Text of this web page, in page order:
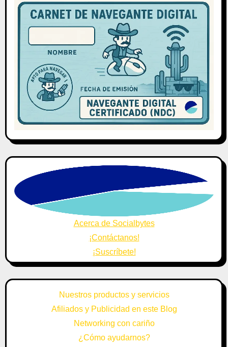
Acerca de Socialbytes
¡Contáctanos!
¡Suscríbete!
Nuestros productos y servicios
Afiliados y Publicidad en este Blog
Networking con cariño
¿Cómo ayudarnos?